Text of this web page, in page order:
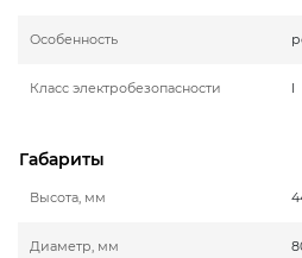
Особенность
Класс электробезопасности I
Габариты
Высота, мм
Диаметр, мм